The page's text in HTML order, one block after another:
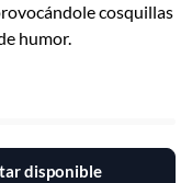
cosquillas
humor.
disponible